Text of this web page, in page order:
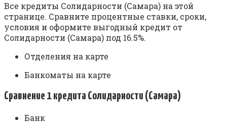
Все кредиты Солидарности (Самара) на этой
странице. Сравните процентные ставки, сроки,
условия и оформите выгодный кредит от
Солидарности (Самара) под 16.5%.
Отделения на карте
Банкоматы на карте
Сравнение 1 кредита Солидарности (Самара)
Банк